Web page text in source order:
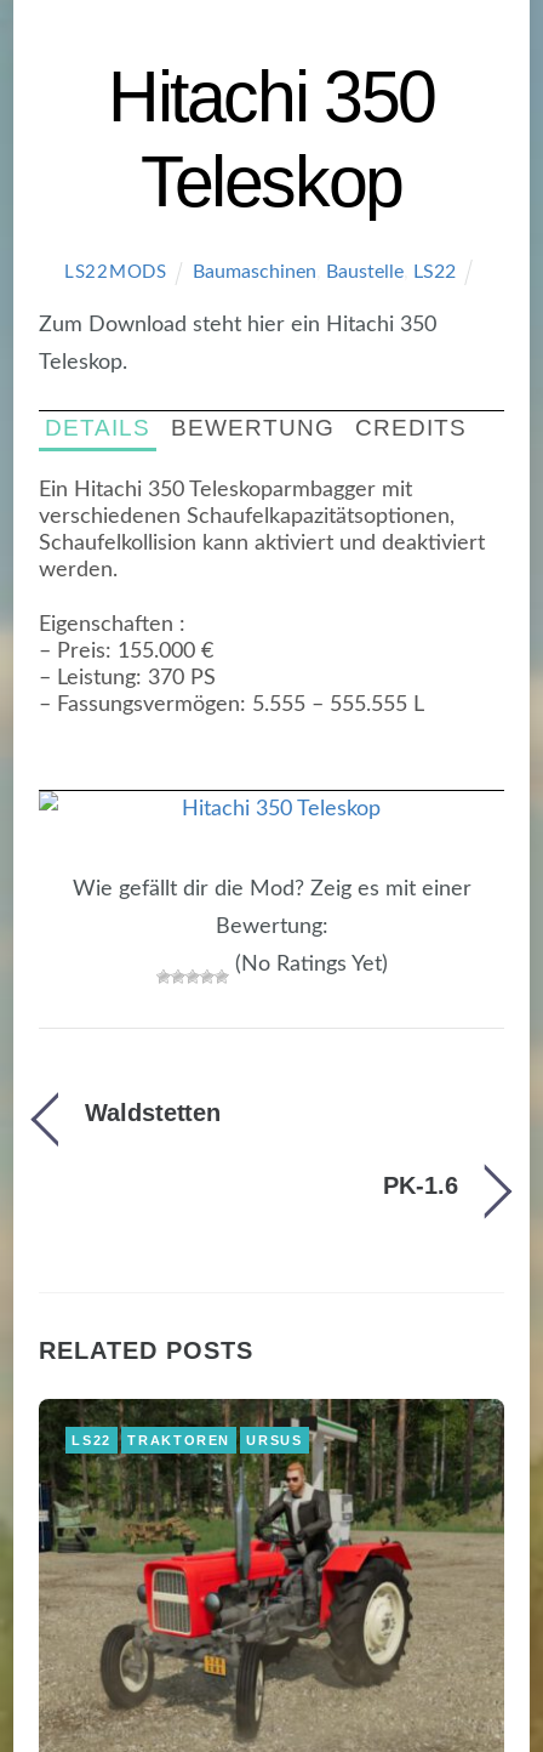
Hitachi 350
Teleskop
LS22MODS Baumaschinen Baustelle LS22
Zum Download steht hier ein Hitachi 350
Teleskop.
DETAILS BEWERTUNG CREDITS
Ein Hitachi 350 Teleskoparmbagger mit
verschiedenen Schaufelkapazitätsoptionen,
Schaufelkollision kann aktiviert und deaktiviert
werden.
Eigenschaften :
– Preis: 155.000 €
– Leistung: 370 PS
– Fassungsvermögen: 5.555 – 555.555 L
Wie gefällt dir die Mod? Zeig es mit einer
Bewertung:
(No Ratings Yet)
Waldstetten
PK-1.6
RELATED POSTS
LS22 TRAKTOREN URSUS